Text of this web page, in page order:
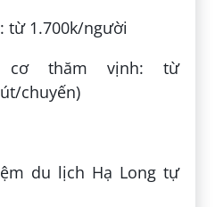
từ 1.700k/người
cơ thăm vịnh: từ
chuyến)
du lịch Hạ Long tự